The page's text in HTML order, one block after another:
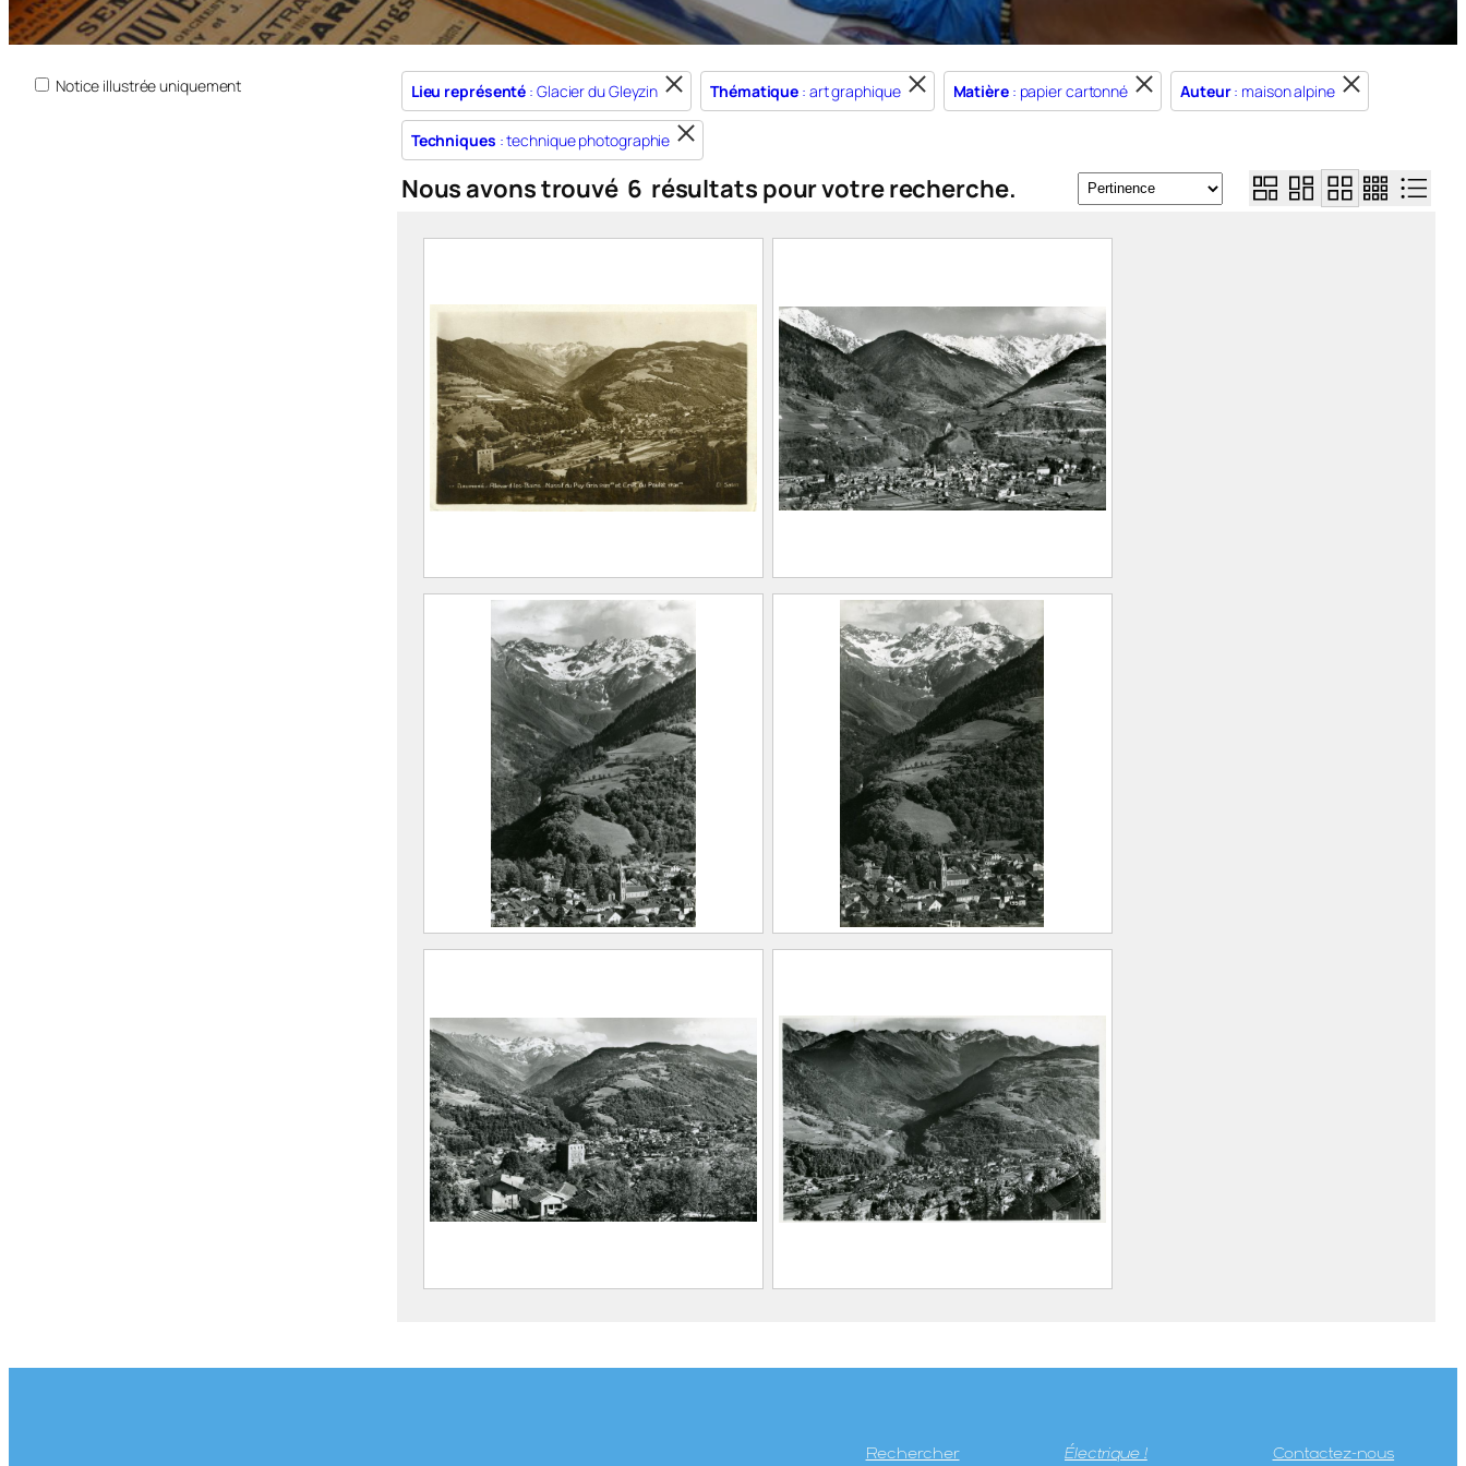
Notice illustrée uniquement Lieu représenté : Glacier du Gleyzin Thématique : art graphique Matière: papier cartonné Auteur: maison alpine
Techniques : technique photographie
Nous avons trouvé 6 résultats pour votre recherche.
Vue générale d’Allevard-les-
SALVAIN, Albert
Maison Alpine
2023.1.31
Vue générale d’Allevard-les-
Bains et du massif
Maison Alpine
Maison Alpine
CE2020.1.361
Vue d’Allevard et du Glacier du
Maison Alpine
Maison Alpine
CE2020.1.362
Vue d’Allevard et du Glacier du
FEUGIER, Albert Marius
(Saint-Marcellin, 1893 –
Allevard, 1962)
Maison Alpine
CE2020.1.363
Vue générale d’Allevard avec la
Gleyzin et le Crêt du Poulet
Vue générale d’Allevard et du
Rechercher Électrique ! Contactez-nous